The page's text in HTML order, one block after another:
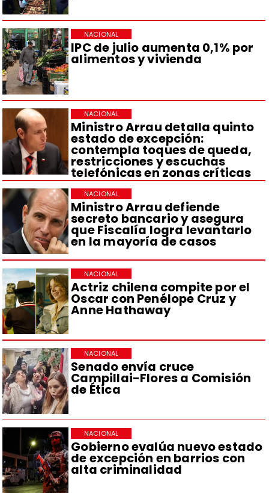
IPC de julio aumenta 0,1% por
alimentos y vivienda
NACIONAL
Ministro Arrau detalla quinto
estado de excepción:
contempla toques de queda,
restricciones y escuchas
telefónicas en zonas críticas
NACIONAL
Ministro Arrau defiende
secreto bancario y asegura
que Fiscalía logra levantarlo
en la mayoría de casos
NACIONAL
Actriz chilena compite por el
Oscar con Penélope Cruz y
Anne Hathaway
NACIONAL
Senado envía cruce
Campillai-Flores a Comisión
de Ética
NACIONAL
Gobierno evalúa nuevo estado
de excepción en barrios con
alta criminalidad
NACIONAL